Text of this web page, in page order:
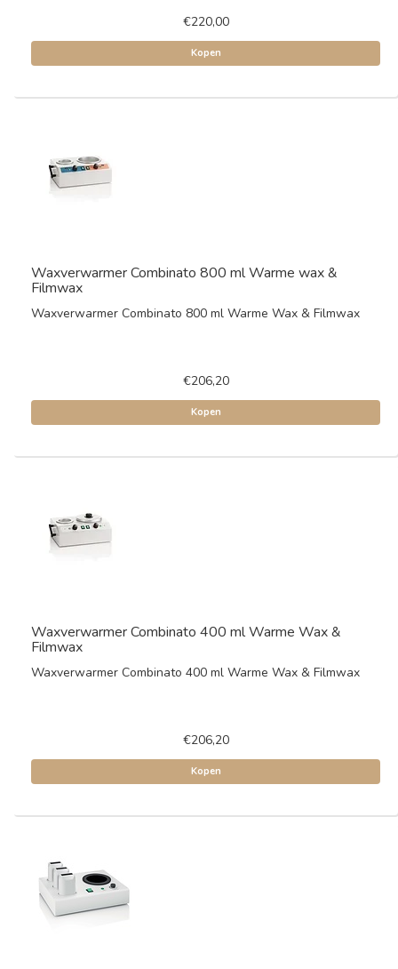
€220,00
Kopen
Waxverwarmer Combinato 800 ml Warme wax &
Filmwax
Waxverwarmer Combinato 800 ml Warme Wax & Filmwax
€206,20
Kopen
Waxverwarmer Combinato 400 ml Warme Wax &
Filmwax
Waxverwarmer Combinato 400 ml Warme Wax & Filmwax
€206,20
Kopen